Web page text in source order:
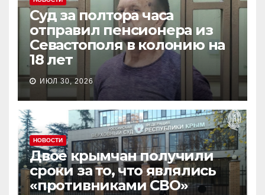
Суд за полтора часа
отправил пенсионера из
Севастополя в колонию на
18 лет
ИЮЛ 30, 2026
НОВОСТИ
Двое крымчан получили
сроки за то, что являлись
«противниками СВО»